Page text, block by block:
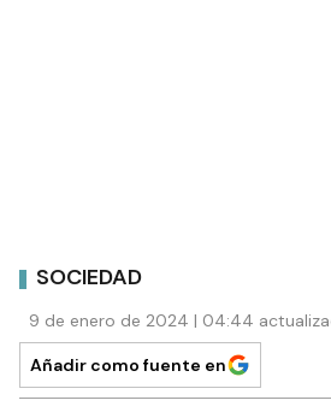
SOCIEDAD
9 de enero de 2024 | 04:44
Añadir como fuente en